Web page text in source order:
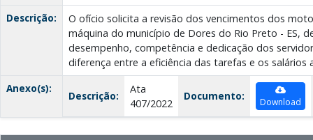
Descrição:
O ofício solicita a revisão dos vencimentos dos
máquina do município de Dores do Rio Preto - ES,
desempenho, competência e dedicação dos
diferença entre a eficiência das tarefas e os salários
Anexo(s):
Descrição:
Ata
407/2022
Documento: Download